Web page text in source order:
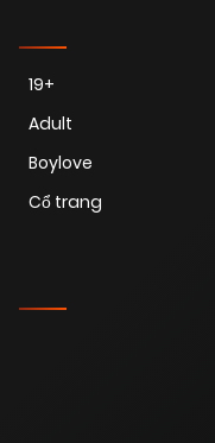
19+
Adult
Boylove
Cổ trang